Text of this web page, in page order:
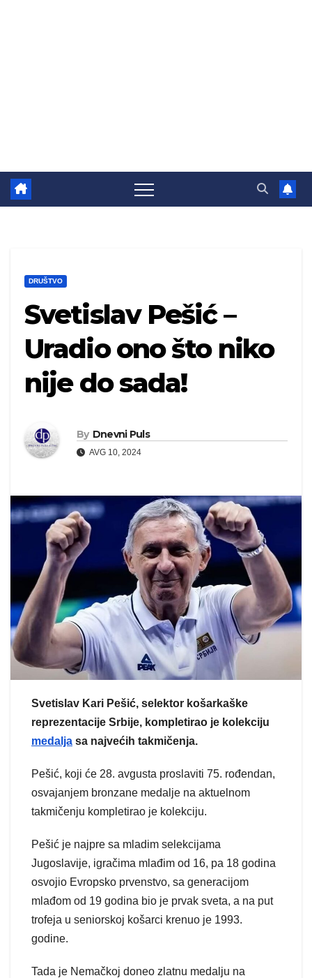
DRUŠTVO
Svetislav Pešić –
Uradio ono što niko
nije do sada!
By Dnevni Puls
AVG 10, 2024
Svetislav Kari Pešić, selektor košarkaške
reprezentacije Srbije, kompletirao je kolekciju
medalja sa najvećih takmičenja.
Pešić, koji će 28. avgusta proslaviti 75. rođendan,
osvajanjem bronzane medalje na aktuelnom
takmičenju kompletirao je kolekciju.
Pešić je najpre sa mladim selekcijama
Jugoslavije, igračima mlađim od 16, pa 18 godina
osvojio Evropsko prvenstvo, sa generacijom
mlađom od 19 godina bio je prvak sveta, a na put
trofeja u seniorskoj košarci krenuo je 1993.
godine.
Tada je Nemačkoj doneo zlatnu medalju na